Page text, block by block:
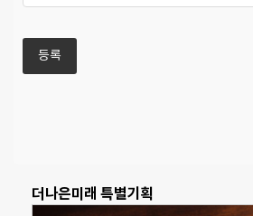
더나은미래 특별기획